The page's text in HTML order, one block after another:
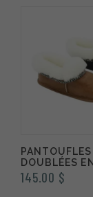
PANTOUFLES
DOUBLÉES
145.00 $